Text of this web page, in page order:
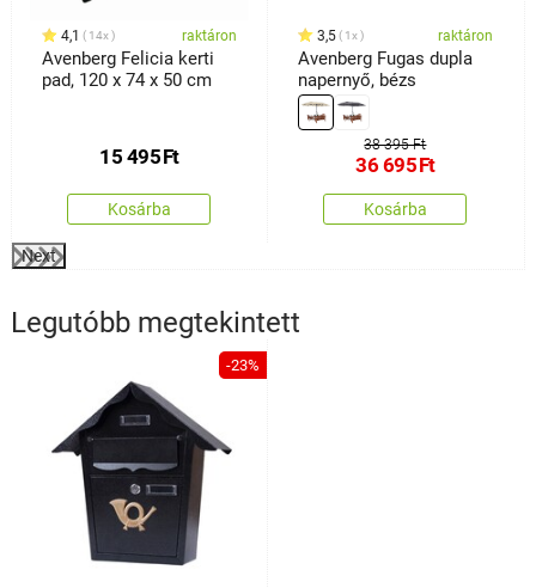
4,1 14x raktáron
Avenberg Felicia kerti
pad, 120 x 74 x 50 cm
15 495Ft
Kosárba
3,5 1x raktáron
Avenberg Fugas dupla
napernyő, bézs
38 395 Ft
36 695Ft
Kosárba
Next
Legutóbb megtekintett
-23%